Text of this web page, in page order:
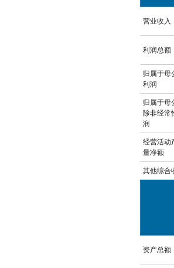
营业收入
利润总额
归属于母
利润
归属于母
除非经常
润
经营活动
量净额
其他综合
资产总额